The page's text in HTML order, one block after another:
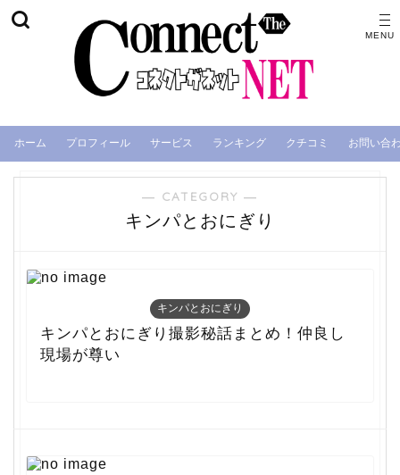
ホーム プロフィール サービス ランキング クチコミ お問い合
― CATEGORY ―
キンパとおにぎり
キンパとおにぎり
キンパとおにぎり撮影秘話まとめ！仲良し
現場が尊い